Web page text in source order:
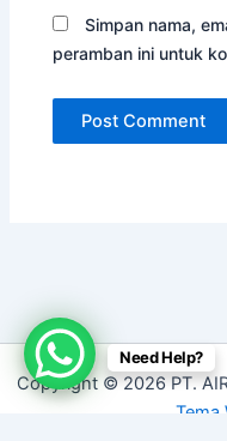
Simpan nama,
peramban ini untuk
Copyright © 2026 PT.
Tema
Need Help?